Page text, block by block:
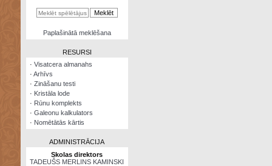
kalkulators
Paplašinātā meklēšana
RESURSI
· Visatcera almanahs
· Arhīvs
· Zināšanu testi
· Kristāla lode
· Rūnu komplekts
· Galeonu kalkulators
· Nomētātās kārtis
ADMINISTRĀCIJA
Skolas direktors
TADEUŠS MERLINS KAMINSKI